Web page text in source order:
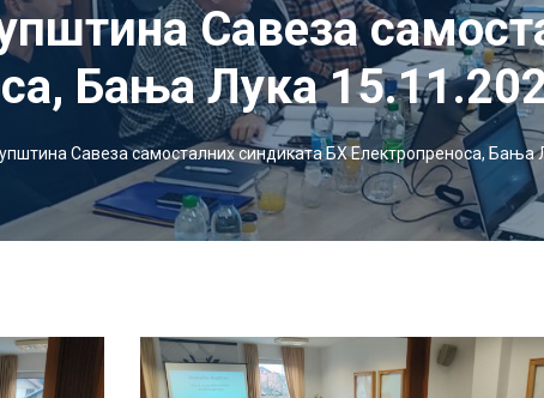
Савеза
Бања Лука
Савеза самосталних синдиката БХ Електропреноса, Бања